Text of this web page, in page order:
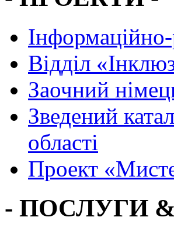
Вiддiл
Заочний
Зведений
області
Проект
- ПОСЛУГИ